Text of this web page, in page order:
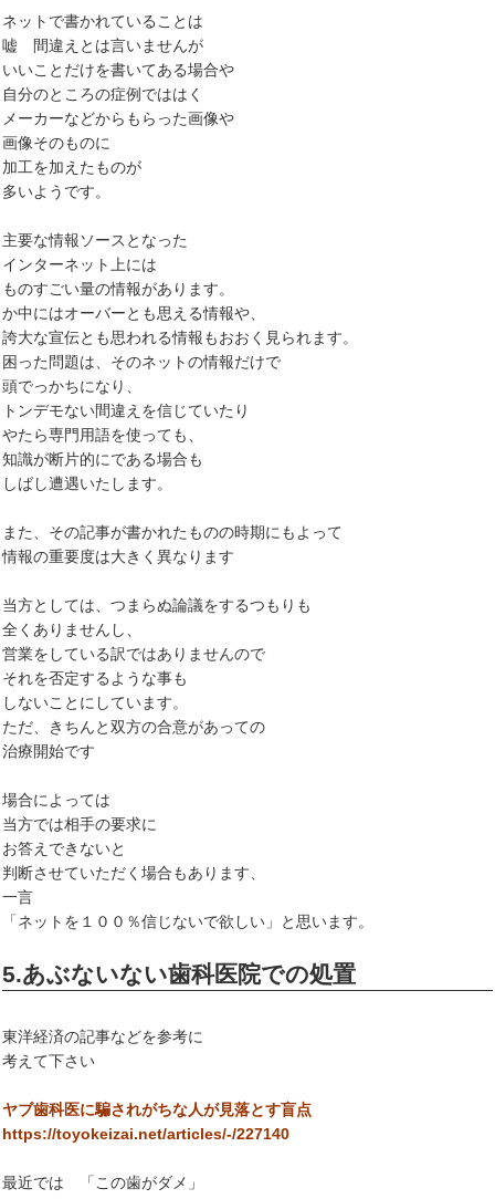
ネットで書かれていることは
嘘 間違えとは言いませんが
いいことだけを書いてある場合や
自分のところの症例でははく
メーカーなどからもらった画像や
画像そのものに
加工を加えたものが
多いようです。
主要な情報ソースとなった
インターネット上には
ものすごい量の情報があります。
か中にはオーバーとも思える情報や、
誇大な宣伝とも思われる情報もおおく見られます。
困った問題は、そのネットの情報だけで
頭でっかちになり、
トンデモない間違えを信じていたり
やたら専門用語を使っても、
知識が断片的にである場合も
しばし遭遇いたします。
また、その記事が書かれたものの時期にもよって
情報の重要度は大きく異なります
当方としては、つまらぬ論議をするつもりも
全くありませんし、
営業をしている訳ではありませんので
それを否定するような事も
しないことにしています。
ただ、きちんと双方の合意があっての
治療開始です
場合によっては
当方では相手の要求に
お答えできないと
判断させていただく場合もあります、
一言
「ネットを１００％信じないで欲しい」と思います。
5.あぶないない歯科医院での処置
東洋経済の記事などを参考に
考えて下さい
ヤブ歯科医に騙されがちな人が見落とす盲点
https://toyokeizai.net/articles/-/227140
最近では 「この歯がダメ」